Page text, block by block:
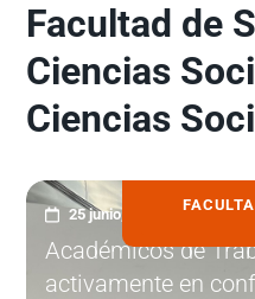
Facultad de
Ciencias
Ciencias
25 junio, 2025
Académicos de
activamente en